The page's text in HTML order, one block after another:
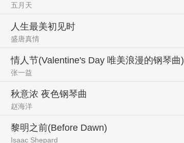
五月天
人生最美初见时
盛唐真情
情人节(Valentine's Day 唯美浪漫的钢琴曲)
张一益
秋意浓 夜色钢琴曲
赵海洋
黎明之前(Before Dawn)
Isaac Shepard